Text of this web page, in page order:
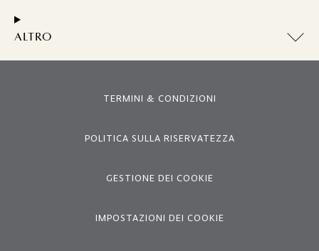
ALTRO
TERMINI & CONDIZIONI
POLITICA SULLA RISERVATEZZA
GESTIONE DEI COOKIE
IMPOSTAZIONI DEI COOKIE